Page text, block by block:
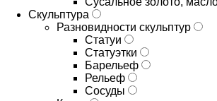
Скульптура
Разновидности скульптур
Статуи
Статуэтки
Барельеф
Рельеф
Сосуды